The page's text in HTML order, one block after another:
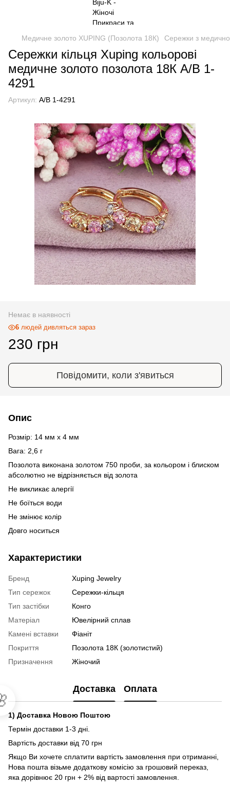
Медичне золото XUPING (Позолота 18К) Сережки з
Сережки кільця Xuping кольорові
медичне золото позолота 18К А/В 1-
4291
Артикул: А/В 1-4291
Немає в наявності
6 людей дивляться зараз
230 грн
Повідомити, коли з'явиться
Опис
Розмір: 14 мм х 4 мм
Вага: 2,6 г
Позолота виконана золотом 750 проби, за кольором і блиском
абсолютно не відрізняється від золота
Не викликає алергії
Не боїться води
Не змінює колір
Довго носиться
Характеристики
Бренд
Xuping Jewelry
Тип сережок
Сережки-кільця
Тип застібки
Конго
Матеріал
Ювелірний сплав
Камені вставки
Фіаніт
Покриття
Позолота 18К (золотистий)
Призначення
Жіночий
Доставка Оплата
1) Доставка Новою Поштою
Термін доставки 1-3 дні.
Вартість доставки від 70 грн
Якщо Ви хочете сплатити вартість замовлення при отриманні,
Нова пошта візьме додаткову комісію за грошовий переказ,
яка дорівнює 20 грн + 2% від вартості замовлення.